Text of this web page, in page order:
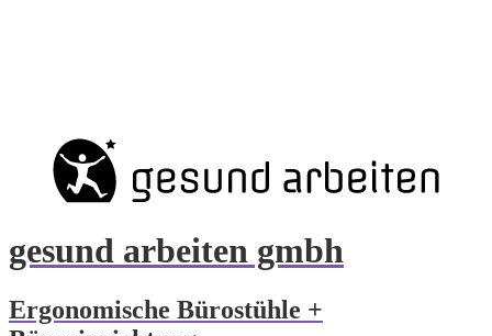
gesund arbeiten gmbh
Ergonomische Bürostühle +